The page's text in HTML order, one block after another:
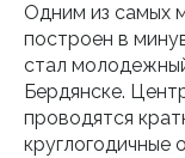
Одним из самых
построен в
стал
Бердянске.
проводятся
круглогодичные